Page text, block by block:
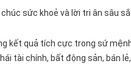
chúc sức khoẻ và lời tri ân sâu
kết quả tích cực trong sứ
tài chính, bất động sản, bán